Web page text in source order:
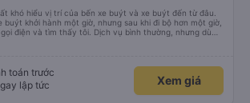
khó hiểu vị trí của bến xe buýt và xe buýt đến từ đâu.
buýt khởi hành một giờ, nhưng sau khi đi bộ hơn một giờ,
điện và tìm thấy tôi. Dịch vụ bình thường, nhưng dù
hơn ở khách sạn vì tôi rất thoải mái. Sẽ tuyệt hơn nếu
toán trước
lập tức
Xem giá